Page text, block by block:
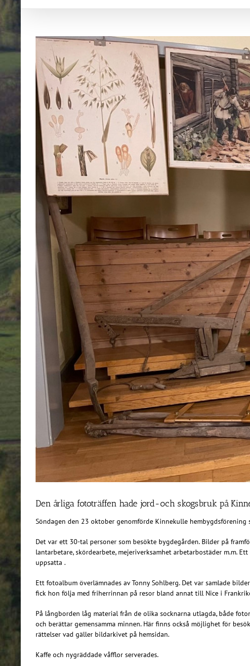
Den årliga fototräffen hade jord-och skogsbruk på
Söndagen den 23 oktober genomförde Kinnekulle
Det var ett 30-tal personer som besökte bygdegården. Bilder på
lantarbetare, skördearbete, mejeriverksamhet arbetarbostäder m.m.
uppsatta .
Ett fotoalbum överlämnades av Tonny Sohlberg. Det var samlade
fick hon följa med friherrinnan på resor bland annat till Nice i
På långborden låg material från de olika socknarna utlagda, både
och berättar gemensamma minnen. Här finns också möjlighet för
rättelser vad gäller bildarkivet på hemsidan.
Kaffe och nygräddade våfflor serverades.